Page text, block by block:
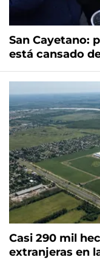
San Cayetano:
está cansado
Casi 290 mil
extranjeras en